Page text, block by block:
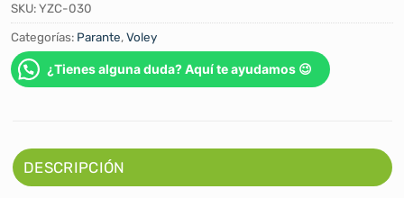
SKU:YZC-030
Categorías: Parante,Voley
¿Tienes alguna duda? Aquí te ayudamos 😉
DESCRIPCIÓN